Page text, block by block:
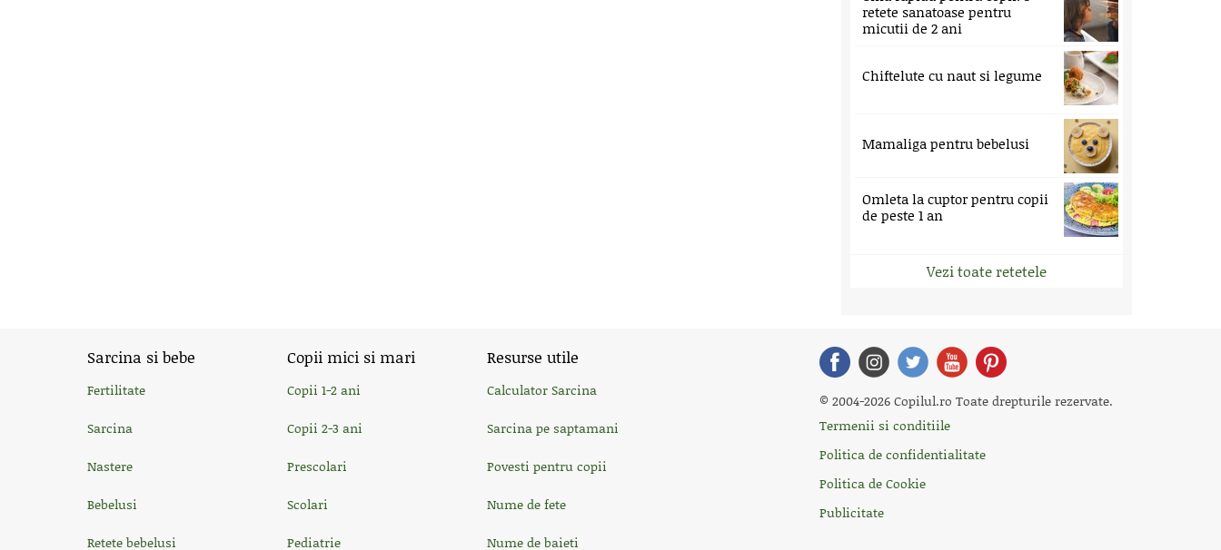
retete sanatoase pentru
micutii de 2 ani
Chiftelute cu naut si legume
Mamaliga pentru bebelusi
Omleta la cuptor pentru copii
de peste 1 an
Vezi toate retetele
Sarcina si bebe
Fertilitate
Sarcina
Nastere
Bebelusi
Retete bebelusi
Copii mici si mari
Copii 1-2 ani
Copii 2-3 ani
Prescolari
Scolari
Pediatrie
Resurse utile
Calculator Sarcina
Sarcina pe saptamani
Povesti pentru copii
Nume de fete
Nume de baieti
© 2004-2026 Copilul.ro Toate drepturile rezervate.
Termenii si conditiile
Politica de confidentialitate
Politica de Cookie
Publicitate